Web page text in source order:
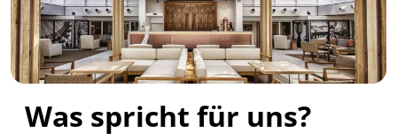
Was spricht für uns?